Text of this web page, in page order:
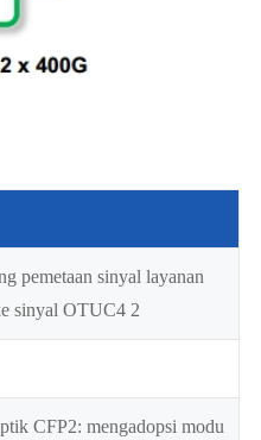
pemetaan sinyal layanan
sinyal OTUC4 2
CFP2: mengadopsi modu